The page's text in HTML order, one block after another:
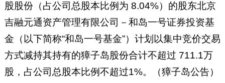
股股份（占公司总股本比例为 8.04%）的股东北京
吉融元通资产管理有限公司－和岛一号证券投资基
金（以下简称“和岛一号基金”）计划以集中竞价交易
方式减持其持有的獐子岛股份合计不超过 711.1万
股，占公司总股本比例不超过1%。（獐子岛公告）